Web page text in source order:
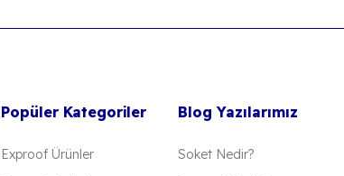
Popüler Kategoriler
Exproof Ürünler
Blog Yazılarımız
Soket Nedir?